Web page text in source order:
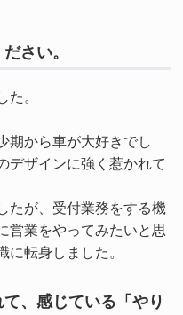
さい。
。
期から車が大好きでし
デザインに強く惹かれて
たが、受付業務をする機
営業をやってみたいと思
転身しました。
、感じている「やり